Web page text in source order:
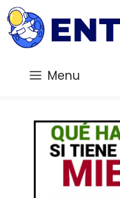
Saltar
al
contenido
Menu